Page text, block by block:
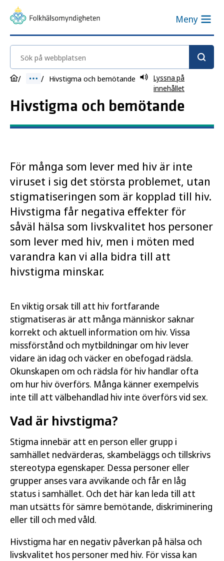
Meny
Sök på webbplatsen
Hivstigma och bemötande
Lyssna på
innehållet
Hivstigma och bemötande
För många som lever med hiv är inte
viruset i sig det största problemet, utan
stigmatiseringen som är kopplad till hiv.
Hivstigma får negativa effekter för
såväl hälsa som livskvalitet hos personer
som lever med hiv, men i möten med
varandra kan vi alla bidra till att
hivstigma minskar.
En viktig orsak till att hiv fortfarande
stigmatiseras är att många människor saknar
korrekt och aktuell information om hiv. Vissa
missförstånd och mytbildningar om hiv lever
vidare än idag och väcker en obefogad rädsla.
Okunskapen om och rädsla för hiv handlar ofta
om hur hiv överförs. Många känner exempelvis
inte till att välbehandlad hiv inte överförs vid sex.
Vad är hivstigma?
Stigma innebär att en person eller grupp i
samhället nedvärderas, skambeläggs och tillskrivs
stereotypa egenskaper. Dessa personer eller
grupper anses vara avvikande och får en låg
status i samhället. Och det här kan leda till att
man utsätts för sämre bemötande, diskriminering
eller till och med våld.
Hivstigma har en negativ påverkan på hälsa och
livskvalitet hos personer med hiv. För vissa kan